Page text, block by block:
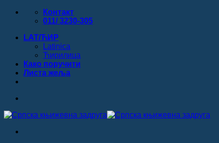
Прескочи
Контакт
011/ 3230-305
LAT/ЋИР
Latinica
Ћирилица
Како поручити
Листa жеља